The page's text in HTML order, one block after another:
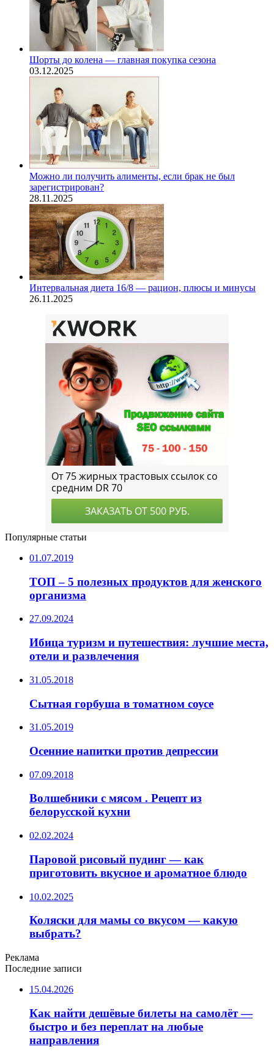
Шорты до колена — главная покупка сезона
03.12.2025
Можно ли получить алименты, если брак не был
зарегистрирован?
28.11.2025
Интервальная диета 16/8 — рацион, плюсы и минусы
26.11.2025
Популярные статьи
01.07.2019
ТОП – 5 полезных продуктов для женского
организма
27.09.2024
Ибица туризм и путешествия: лучшие места,
отели и развлечения
31.05.2018
Сытная горбуша в томатном соусе
31.05.2019
Осенние напитки против депрессии
07.09.2018
Волшебники с мясом . Рецепт из
белорусской кухни
02.02.2024
Паровой рисовый пудинг — как
приготовить вкусное и ароматное блюдо
10.02.2025
Коляски для мамы со вкусом — какую
выбрать?
Реклама
Последние записи
15.04.2026
Как найти дешёвые билеты на самолёт —
быстро и без переплат на любые
направления